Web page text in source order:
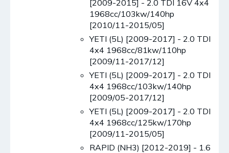
[2009-2015] - 2.0 TDI 16V 4x4
1968cc/103kw/140hp
[2010/11-2015/05]
YETI (5L) [2009-2017] - 2.0 TDI
4x4 1968cc/81kw/110hp
[2009/11-2017/12]
YETI (5L) [2009-2017] - 2.0 TDI
4x4 1968cc/103kw/140hp
[2009/05-2017/12]
YETI (5L) [2009-2017] - 2.0 TDI
4x4 1968cc/125kw/170hp
[2009/11-2015/05]
RAPID (NH3) [2012-2019] - 1.6